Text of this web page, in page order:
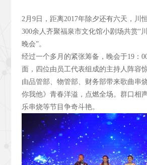
2月9日，距离2017年除夕还有六天，川
300余人齐聚福泉市文化馆小剧场共赏“
晚会”。
经过一个多月的紧张筹备，晚会于19：
面，四位由员工代表组成的主持人阵容
由品管部、物管部、财务部带来歌曲串
你我他》青春洋溢，点燃全场。群口相
乐串烧等节目争奇斗艳。